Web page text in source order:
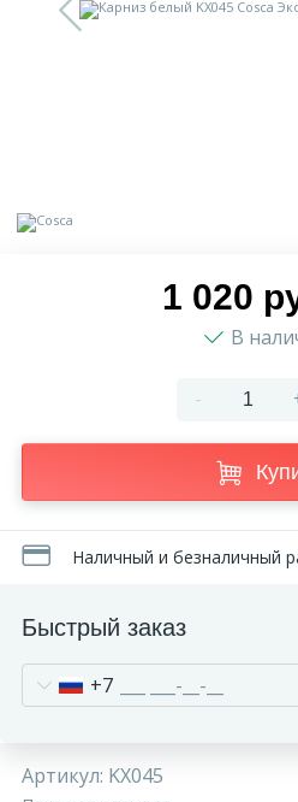
1 020
В
-
Наличный и безналичный
Быстрый заказ
+7
Артикул: KX045
Доставка
Сотрудничество